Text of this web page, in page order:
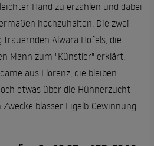
Hand zu erzählen und dabei
hochzuhalten. Die zwei
trauernden Alwara Höfels, die
Mann zum "Künstler" erklärt,
aus Florenz, die bleiben.
etwas über die Hühnerzucht
blasser Eigelb-Gewinnung